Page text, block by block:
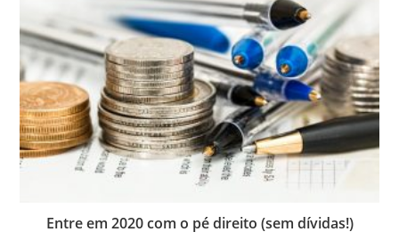
Entre em 2020 com o pé direito (sem dívidas!)